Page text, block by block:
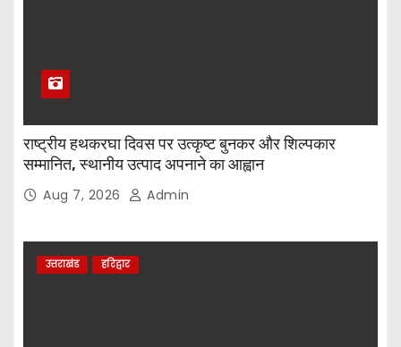
राष्ट्रीय हथकरघा दिवस पर उत्कृष्ट बुनकर और शिल्पकार
सम्मानित, स्थानीय उत्पाद अपनाने का आह्वान
Aug 7, 2026 Admin
उत्तराखंड हरिद्वार